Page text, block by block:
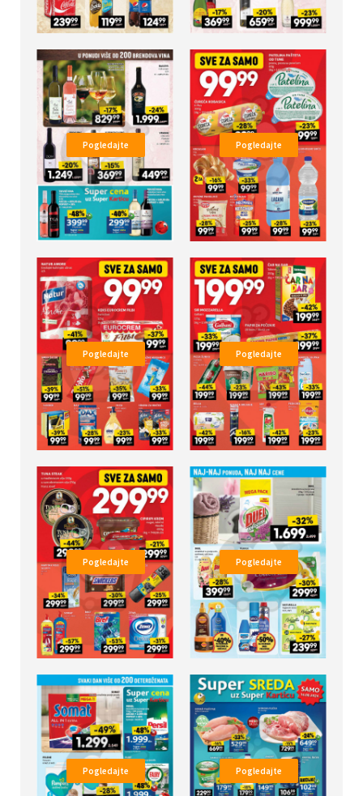
Pogledajte Pogledajte
Pogledajte Pogledajte
Pogledajte Pogledajte
Pogledajte Pogledajte